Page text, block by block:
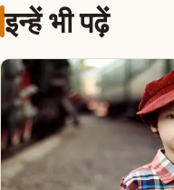
इन्हें भी पढ़ें